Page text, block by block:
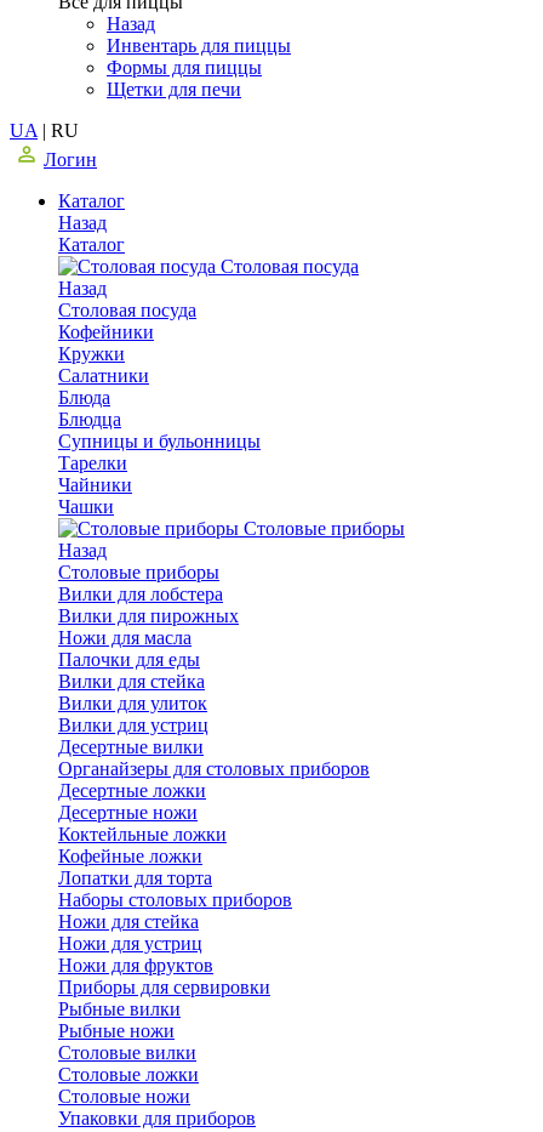
Назад
Инвентарь для пиццы
Формы для пиццы
Щетки для печи
UA | RU
Логин
Каталог
Назад
Каталог
Столовая посуда
Назад
Столовая посуда
Кофейники
Кружки
Салатники
Блюда
Блюдца
Супницы и бульонницы
Тарелки
Чайники
Чашки
Cтоловые приборы
Назад
Cтоловые приборы
Вилки для лобстера
Вилки для пирожных
Ножи для масла
Палочки для еды
Вилки для стейка
Вилки для улиток
Вилки для устриц
Десертные вилки
Органайзеры для столовых приборов
Десертные ложки
Десертные ножи
Коктейльные ложки
Кофейные ложки
Лопатки для торта
Наборы столовых приборов
Ножи для стейка
Ножи для устриц
Ножи для фруктов
Приборы для сервировки
Рыбные вилки
Рыбные ножи
Столовые вилки
Столовые ложки
Столовые ножи
Упаковки для приборов